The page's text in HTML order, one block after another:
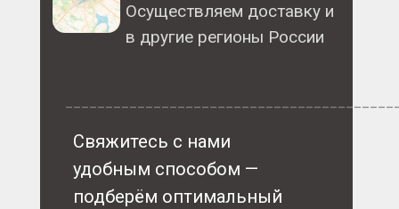
Свяжитесь с нами
удобным способом —
подберём оптимальный
Осуществляем доставку и
в другие регионы России